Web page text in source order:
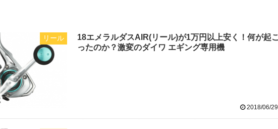
リール
18エメラルダスAIR(リール)が1万円以上安く！何が起こ
ったのか？激変のダイワ エギング専用機
2018/06/29